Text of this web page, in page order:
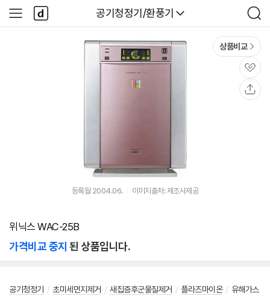
다나와
공기청정기/환풍기
검
색
사
이
다
나
와
상품비교
관
심
등록월 2004.06. 이미지출처: 제조사제공
위닉스 WAC-25B
가격비교 중지 된 상품입니다.
공기청정기 / 초미세먼지제거 / 새집증후군물질제거 / 플라즈마이온 / 유해가스